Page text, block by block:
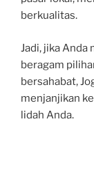
berkualitas.
Jadi, jika Anda
beragam
bersahabat,
menjanjikan
lidah Anda.